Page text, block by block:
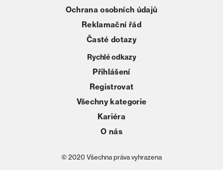
Ochrana osobních údajů
Reklamační řád
Časté dotazy
Rychlé odkazy
Přihlášení
Registrovat
Všechny kategorie
Kariéra
O nás
© 2020 Všechna práva vyhrazena